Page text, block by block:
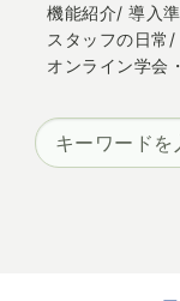
機能紹介 導入
スタッフの日常
オンライン学会